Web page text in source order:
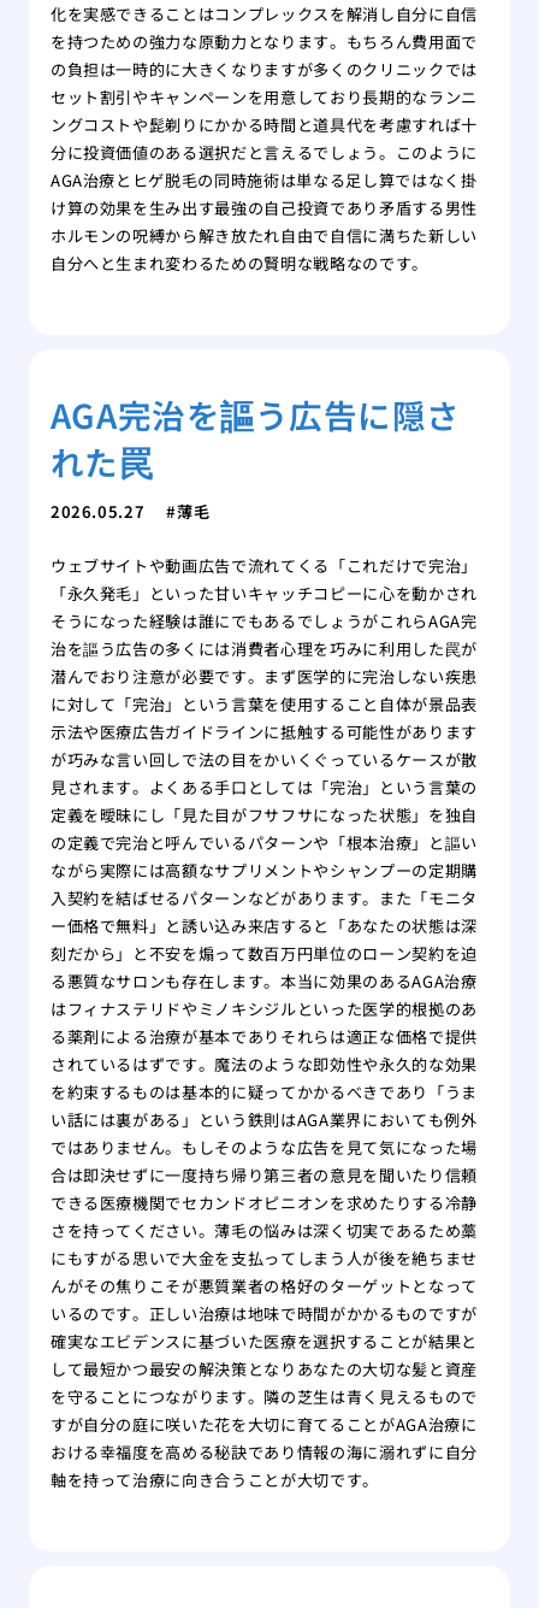
化を実感できることはコンプレックスを解消し自分に自信
を持つための強力な原動力となります。もちろん費用面で
の負担は一時的に大きくなりますが多くのクリニックでは
セット割引やキャンペーンを用意しており長期的なランニ
ングコストや髭剃りにかかる時間と道具代を考慮すれば十
分に投資価値のある選択だと言えるでしょう。このように
AGA治療とヒゲ脱毛の同時施術は単なる足し算ではなく掛
け算の効果を生み出す最強の自己投資であり矛盾する男性
ホルモンの呪縛から解き放たれ自由で自信に満ちた新しい
自分へと生まれ変わるための賢明な戦略なのです。
AGA完治を謳う広告に隠さ
れた罠
2026.05.27 薄毛
ウェブサイトや動画広告で流れてくる「これだけで完治」
「永久発毛」といった甘いキャッチコピーに心を動かされ
そうになった経験は誰にでもあるでしょうがこれらAGA完
治を謳う広告の多くには消費者心理を巧みに利用した罠が
潜んでおり注意が必要です。まず医学的に完治しない疾患
に対して「完治」という言葉を使用すること自体が景品表
示法や医療広告ガイドラインに抵触する可能性があります
が巧みな言い回しで法の目をかいくぐっているケースが散
見されます。よくある手口としては「完治」という言葉の
定義を曖昧にし「見た目がフサフサになった状態」を独自
の定義で完治と呼んでいるパターンや「根本治療」と謳い
ながら実際には高額なサプリメントやシャンプーの定期購
入契約を結ばせるパターンなどがあります。また「モニタ
ー価格で無料」と誘い込み来店すると「あなたの状態は深
刻だから」と不安を煽って数百万円単位のローン契約を迫
る悪質なサロンも存在します。本当に効果のあるAGA治療
はフィナステリドやミノキシジルといった医学的根拠のあ
る薬剤による治療が基本でありそれらは適正な価格で提供
されているはずです。魔法のような即効性や永久的な効果
を約束するものは基本的に疑ってかかるべきであり「うま
い話には裏がある」という鉄則はAGA業界においても例外
ではありません。もしそのような広告を見て気になった場
合は即決せずに一度持ち帰り第三者の意見を聞いたり信頼
できる医療機関でセカンドオピニオンを求めたりする冷静
さを持ってください。薄毛の悩みは深く切実であるため藁
にもすがる思いで大金を支払ってしまう人が後を絶ちませ
んがその焦りこそが悪質業者の格好のターゲットとなって
いるのです。正しい治療は地味で時間がかかるものですが
確実なエビデンスに基づいた医療を選択することが結果と
して最短かつ最安の解決策となりあなたの大切な髪と資産
を守ることにつながります。隣の芝生は青く見えるもので
すが自分の庭に咲いた花を大切に育てることがAGA治療に
おける幸福度を高める秘訣であり情報の海に溺れずに自分
軸を持って治療に向き合うことが大切です。